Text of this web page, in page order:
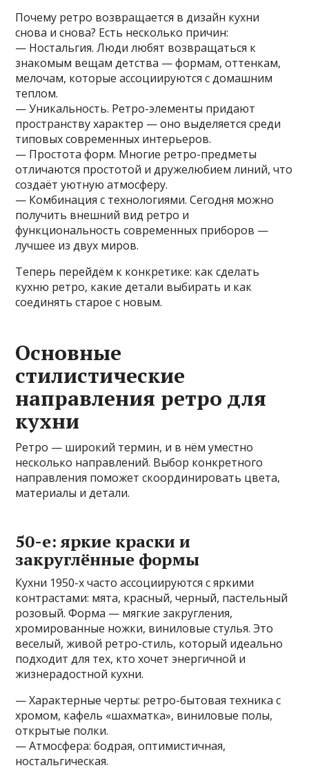
Почему ретро возвращается в дизайн кухни
снова и снова? Есть несколько причин:
— Ностальгия. Люди любят возвращаться к
знакомым вещам детства — формам, оттенкам,
мелочам, которые ассоциируются с домашним
теплом.
— Уникальность. Ретро-элементы придают
пространству характер — оно выделяется среди
типовых современных интерьеров.
— Простота форм. Многие ретро-предметы
отличаются простотой и дружелюбием линий, что
создаёт уютную атмосферу.
— Комбинация с технологиями. Сегодня можно
получить внешний вид ретро и
функциональность современных приборов —
лучшее из двух миров.
Теперь перейдём к конкретике: как сделать
кухню ретро, какие детали выбирать и как
соединять старое с новым.
Основные
стилистические
направления ретро для
кухни
Ретро — широкий термин, и в нём уместно
несколько направлений. Выбор конкретного
направления поможет скоординировать цвета,
материалы и детали.
50-е: яркие краски и
закруглённые формы
Кухни 1950-х часто ассоциируются с яркими
контрастами: мята, красный, черный, пастельный
розовый. Форма — мягкие закругления,
хромированные ножки, виниловые стулья. Это
веселый, живой ретро-стиль, который идеально
подходит для тех, кто хочет энергичной и
жизнерадостной кухни.
— Характерные черты: ретро-бытовая техника с
хромом, кафель «шахматка», виниловые полы,
открытые полки.
— Атмосфера: бодрая, оптимистичная,
ностальгическая.